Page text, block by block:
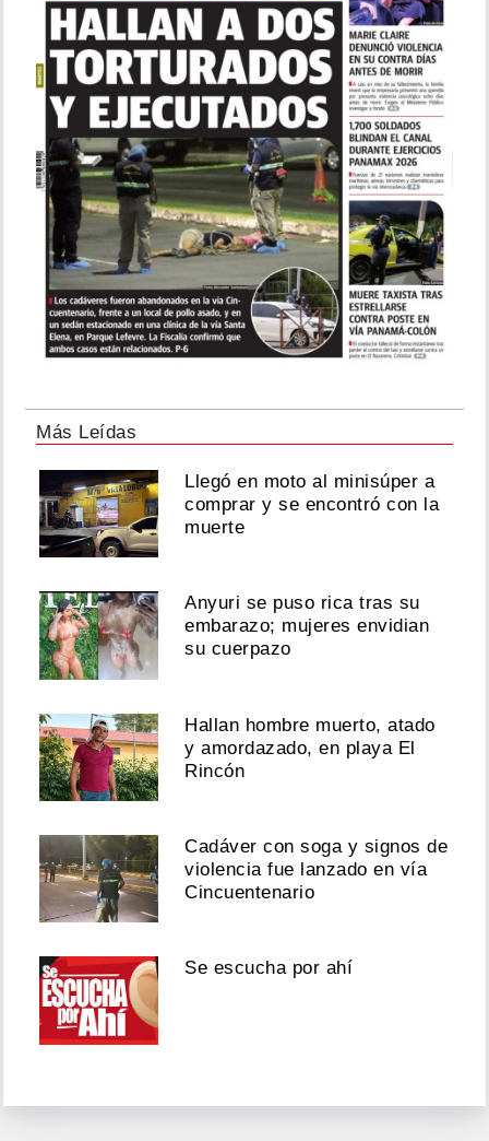
Más Leídas
Llegó en moto al minisúper a
comprar y se encontró con la
muerte
Anyuri se puso rica tras su
embarazo; mujeres envidian
su cuerpazo
Hallan hombre muerto, atado
y amordazado, en playa El
Rincón
Cadáver con soga y signos de
violencia fue lanzado en vía
Cincuentenario
Se escucha por ahí